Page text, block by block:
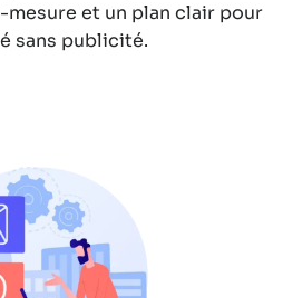
et un plan clair pour
sans publicité.